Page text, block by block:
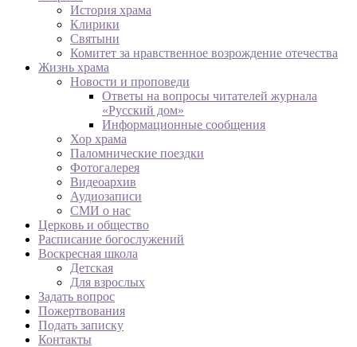
История храма
Клирики
Святыни
Комитет за нравственное возрождение отечества
Жизнь храма
Новости и проповеди
Ответы на вопросы читателей журнала
«Русский дом»
Информационные сообщения
Хор храма
Паломнические поездки
Фотогалерея
Видеоархив
Аудиозаписи
СМИ о нас
Церковь и общество
Расписание богослужений
Воскресная школа
Детская
Для взрослых
Задать вопрос
Пожертвования
Подать записку
Контакты